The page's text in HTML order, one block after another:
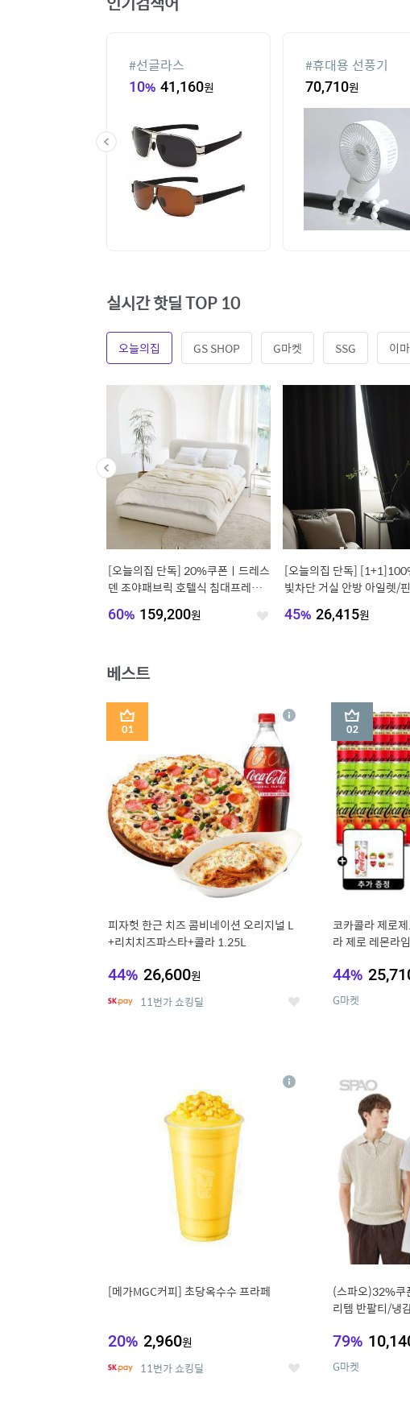
#선글라스
10% 41,160원
#휴대용 선풍기
70,710원
실시간 핫딜 TOP 10
오늘의집 GS SHOP G마켓 SSG 이
[오늘의집 단독] 20%쿠폰ㅣ드레스
덴 조야패브릭 호텔식 침대프레임 S
60% 159,200원 좋
[오늘의집 단독]
빛차단 거실 안방 아일렛/
45% 26,415원
베스트
1
피자헛 한근 치즈 콤비네이션 오리지널 L
+리치치즈파스타+콜라 1.25L
44% 26,600원
11번가 쇼킹딜 좋
상
2
코카콜라 제로
라 제로 레몬라
44%
G마켓
[메가MGC커피] 초당옥수수 프라페
20% 2,960원
11번가 쇼킹딜 좋
상
(스파오)32%쿠
리템 반팔티/냉
79%
G마켓